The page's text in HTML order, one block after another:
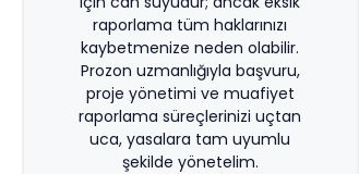
raporlama tüm haklarınızı
kaybetmenize neden olabilir.
Prozon uzmanlığıyla başvuru,
proje yönetimi ve muafiyet
raporlama süreçlerinizi uçtan
uca, yasalara tam uyumlu
şekilde yönetelim.